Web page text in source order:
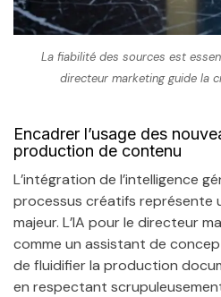
La fiabilité des sources est
directeur marketing guide la
Encadrer l’usage des
production de contenu
L’intégration de l’intelligence
processus créatifs représente
majeur. L’IA pour le directeur
comme un assistant de
de fluidifier la production
en respectant